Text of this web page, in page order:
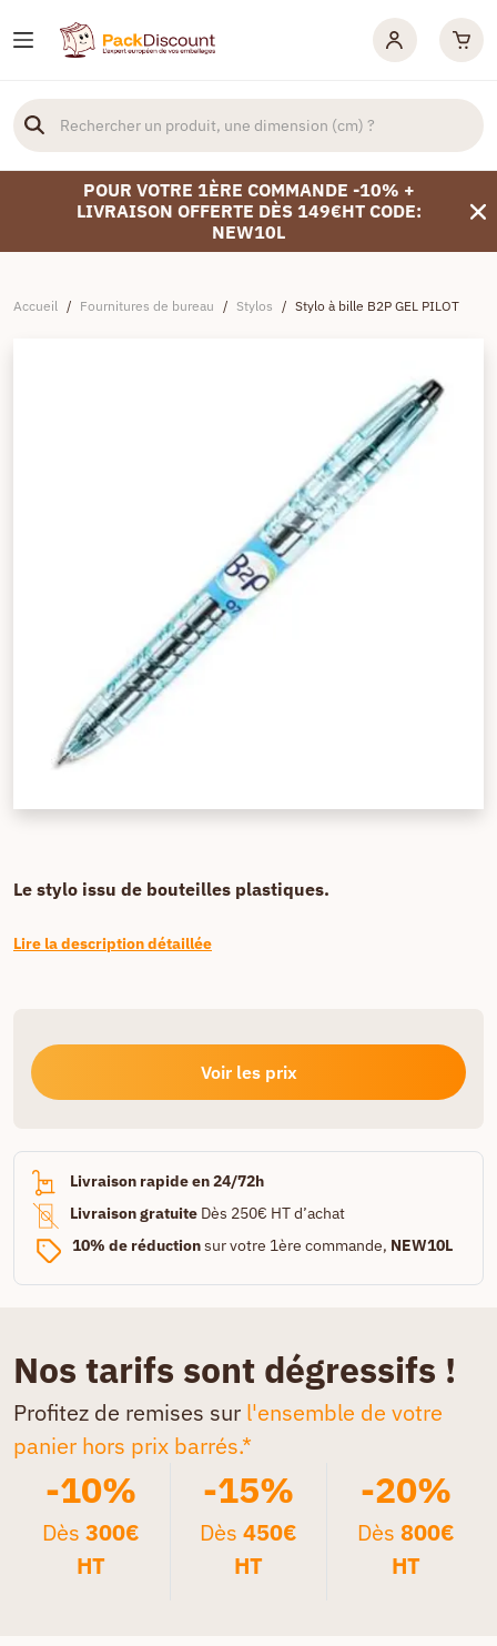
POUR VOTRE 1ÈRE COMMANDE -10% +
LIVRAISON OFFERTE DÈS 149€HT CODE:
NEW10L
Accueil / Fournitures de bureau / Stylos / Stylo à bille B2P GEL PILOT
Le stylo issu de bouteilles plastiques.
Lire la description détaillée
Voir les prix
Livraison rapide en 24/72h
Livraison gratuite Dès 250€ HT d’achat
10% de réductionsur votre 1ère commande, NEW10L
Nos tarifs sont dégressifs !
Profitez de remises sur l'ensemble de votre
panier hors prix barrés.*
-10%
Dès300€
HT
-15%
Dès 450€
HT
-20%
Dès 800€
HT